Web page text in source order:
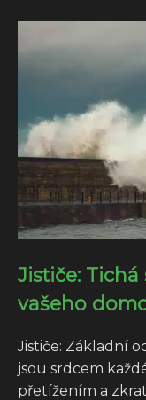
Jističe:
vašeho
Jističe: Základní
jsou srdcem
přetížením a